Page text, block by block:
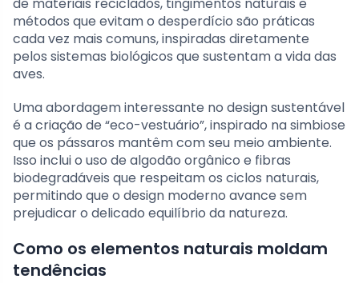
de materiais reciclados, tingimentos naturais e
métodos que evitam o desperdício são práticas
cada vez mais comuns, inspiradas diretamente
pelos sistemas biológicos que sustentam a vida das
aves.
Uma abordagem interessante no design sustentável
é a criação de “eco-vestuário”, inspirado na simbiose
que os pássaros mantêm com seu meio ambiente.
Isso inclui o uso de algodão orgânico e fibras
biodegradáveis que respeitam os ciclos naturais,
permitindo que o design moderno avance sem
prejudicar o delicado equilíbrio da natureza.
Como os elementos naturais moldam
tendências